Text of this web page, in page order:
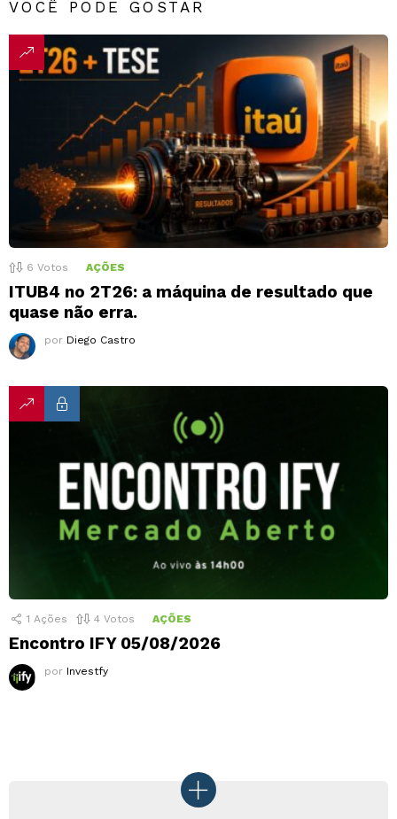
VOCÊ PODE GOSTAR
6 Votos AÇÕES
ITUB4 no 2T26: a máquina de resultado que
quase não erra.
por Diego Castro
1 Ações 4 Votos AÇÕES
Encontro IFY 05/08/2026
por Investfy